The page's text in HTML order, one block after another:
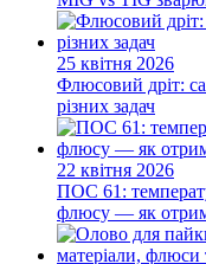
25 квітня 2026
Флюсовий дріт:
різних задач
22 квітня 2026
ПОС 61:
флюсу — як